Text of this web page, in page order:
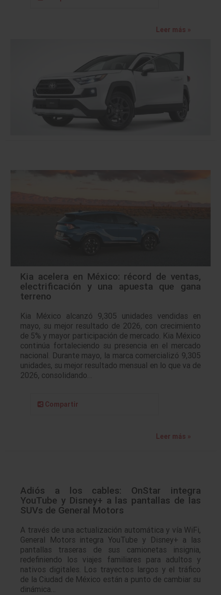
Leer más »
Kia acelera en México: récord de ventas,
electrificación y una apuesta que gana
terreno
Kia México alcanzó 9,305 unidades vendidas en
mayo, su mejor resultado de 2026, con crecimiento
de 5% y mayor participación de mercado. Kia México
continúa fortaleciendo su presencia en el mercado
nacional. Durante mayo, la marca comercializó 9,305
unidades, su mejor resultado mensual en lo que va de
2026, consolidando…
Compartir
Leer más »
Adiós a los cables: OnStar integra
YouTube y Disney+ a las pantallas de las
SUVs de General Motors
A través de una actualización automática y vía WiFi,
General Motors integra YouTube y Disney+ a las
pantallas traseras de sus camionetas insignia,
redefiniendo los viajes familiares para adultos y
nativos digitales. Los trayectos largos y el tráfico
de la Ciudad de México están a punto de cambiar su
dinámica…